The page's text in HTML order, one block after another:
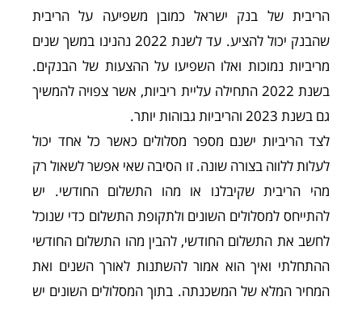
הריבית של בנק ישראל כמובן משפיעה על הריבית
שהבנק יכול להציע. עד לשנת 2022 נהנינו במשך שנים
מריביות נמוכות ואלו השפיעו על ההצעות של הבנקים.
בשנת 2022 התחילה עליית ריביות, אשר צפויה להמשיך
גם בשנת 2023 והריביות גבוהות יותר.
לצד הריביות ישנם מספר מסלולים כאשר כל אחד יכול
לעלות ללווה בצורה שונה. זו הסיבה שאי אפשר לשאול רק
מהי הריבית שקיבלנו או מהו התשלום החודשי. יש
להתייחס למסלולים השונים ולתקופת התשלום כדי שנוכל
לחשב את התשלום החודשי, להבין מהו התשלום החודשי
ההתחלתי ואיך הוא אמור להשתנות לאורך השנים ואת
המחיר המלא של המשכנתה. בתוך המסלולים השונים יש